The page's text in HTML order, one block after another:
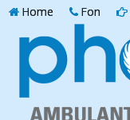
Home Fon